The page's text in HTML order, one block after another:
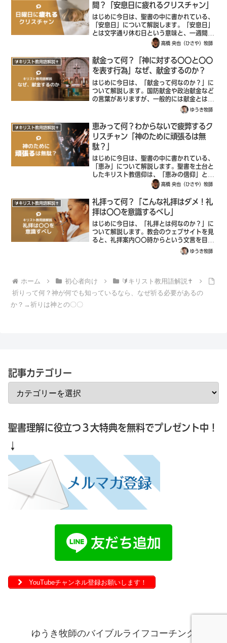
間？「安息日に疲れるクリスチャン」
はじめに今日は、聖書の中に書かれている、
「安息日」について解説します。「安息日」
とは文字通り休む日という意味と、一週間の
7日目という意味があります。世界中どこで
でも現代では1週間は7日間と決まっていま
すが、その最初はバビロニアや古代ローマ
で...
高橋 央也（ひさや）牧師
🔰キリスト教用語解説✝️
献金って何？「神に対する〇〇と〇〇
を表す行為」なぜ、献金するのか？
はじめに今日は、「献金って何なのか？」に
ついて解説します。国防献金や政治献金など
の言葉がありますが、一般的には献金とは、
ある目的に使ってもらうために金銭を差し出
すことをいいます。では、教会の献金にはど
のような意味があるのでしょうか？この記
事...
ゆうき牧師
🔰キリスト教用語解説✝️
恵みって何？わからないで疲弊するク
リスチャン「神のために頑張るは無
駄？」
はじめに今日は、聖書の中に書かれている、
「恵み」について解説します。聖書を土台と
したキリスト教信仰は、「恵みの信仰」とい
っても間違いありません。日曜日の礼拝メッ
セージで何度も語られるテーマです。日本語
の聖書では少なくとも300回以上使われて...
高橋 央也（ひさや）牧師
🔰キリスト教用語解説✝️
礼拝って何？「こんな礼拝はダメ！礼
拝は〇〇を意識するべし」
はじめに今日は、「礼拝とは何なのか？」に
ついて解説します。教会のウェブサイトを見
ると、礼拝案内〇〇時からという文言を目に
します。そういえば、カトリックの幼稚園と
かでチャペルという礼拝の時間って聞いたこ
ゆうき牧師
ホーム 初心者向け
🔰キリスト教用語解説✝️
祈りって何？神が何でも知っているなら、なぜ祈る必要があるの
か？→祈りは神との〇〇
記事カテゴリー
聖書理解に役立つ３大特典を無料でプレゼント中！
↓
YouTubeチャンネル登録お願いします！
ゆうき牧師のバイブルライフコーチング